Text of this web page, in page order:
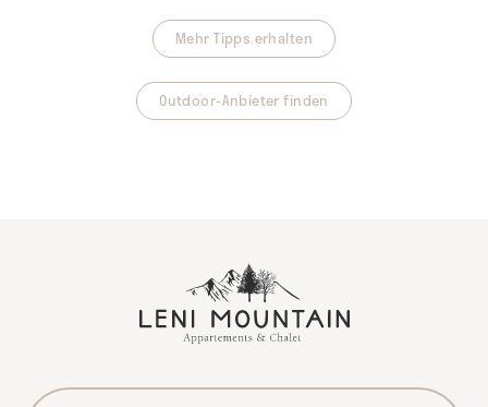
Mehr Tipps erhalten
Outdoor-Anbieter finden